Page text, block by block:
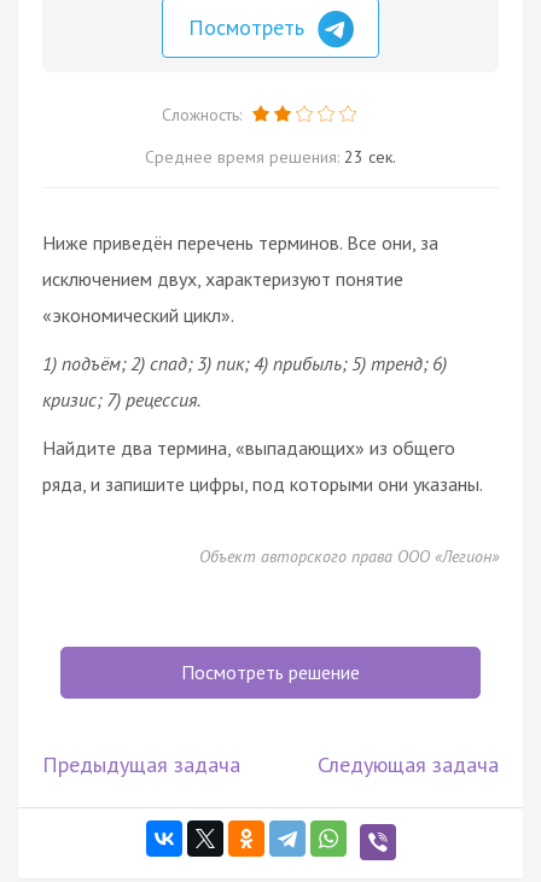
Посмотреть
Сложность:
Среднее время решения: 23 сек.
Ниже приведён перечень терминов. Все они, за
исключением двух, характеризуют понятие
«экономический цикл».
1) подъём; 2) спад; 3) пик; 4) прибыль; 5) тренд; 6)
кризис; 7) рецессия.
Найдите два термина, «выпадающих» из общего
ряда, и запишите цифры, под которыми они указаны.
Объект авторского права ООО «Легион»
Посмотреть решение
Предыдущая задача Следующая задача